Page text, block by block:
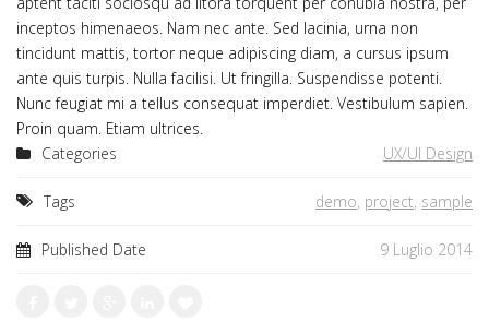
inceptos himenaeos. Nam nec ante. Sed lacinia, urna non
tincidunt mattis, tortor neque adipiscing diam, a cursus ipsum
ante quis turpis. Nulla facilisi. Ut fringilla. Suspendisse potenti.
Nunc feugiat mi a tellus consequat imperdiet. Vestibulum sapien.
Proin quam. Etiam ultrices.
Categories
UX/UI Design
Tags demo, project, sample
Published Date 9 Luglio 2014